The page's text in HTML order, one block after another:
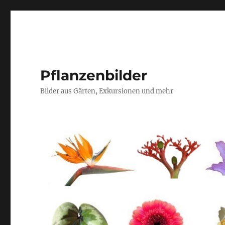
Pflanzenbilder
Bilder aus Gärten, Exkursionen und mehr